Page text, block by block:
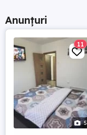
Anunțuri
5
11